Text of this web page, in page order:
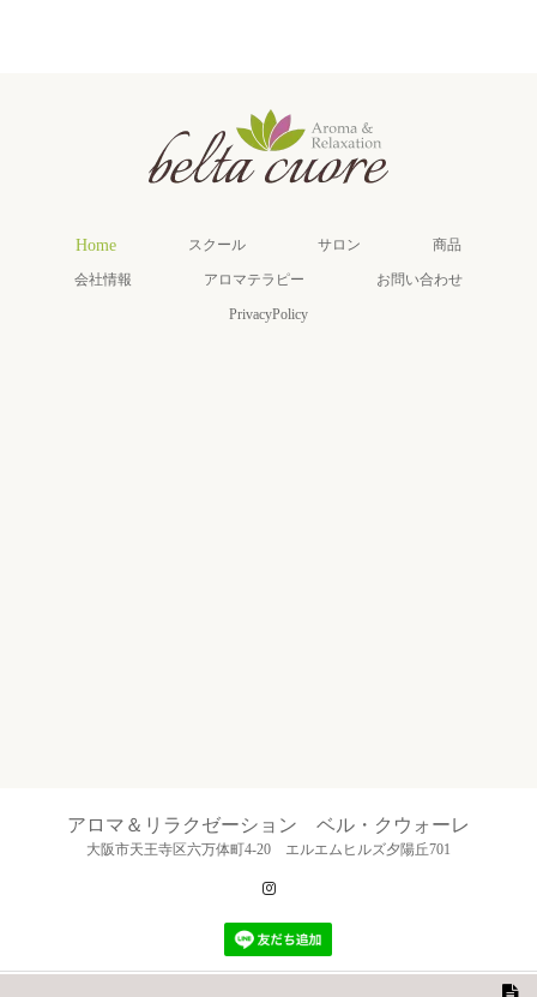
Home スクール サロン 商品
会社情報 アロマテラピー お問い合わせ
PrivacyPolicy
アロマ＆リラクゼーション ベル・クウォーレ
大阪市天王寺区六万体町4-20 エルエムヒルズ夕陽丘701